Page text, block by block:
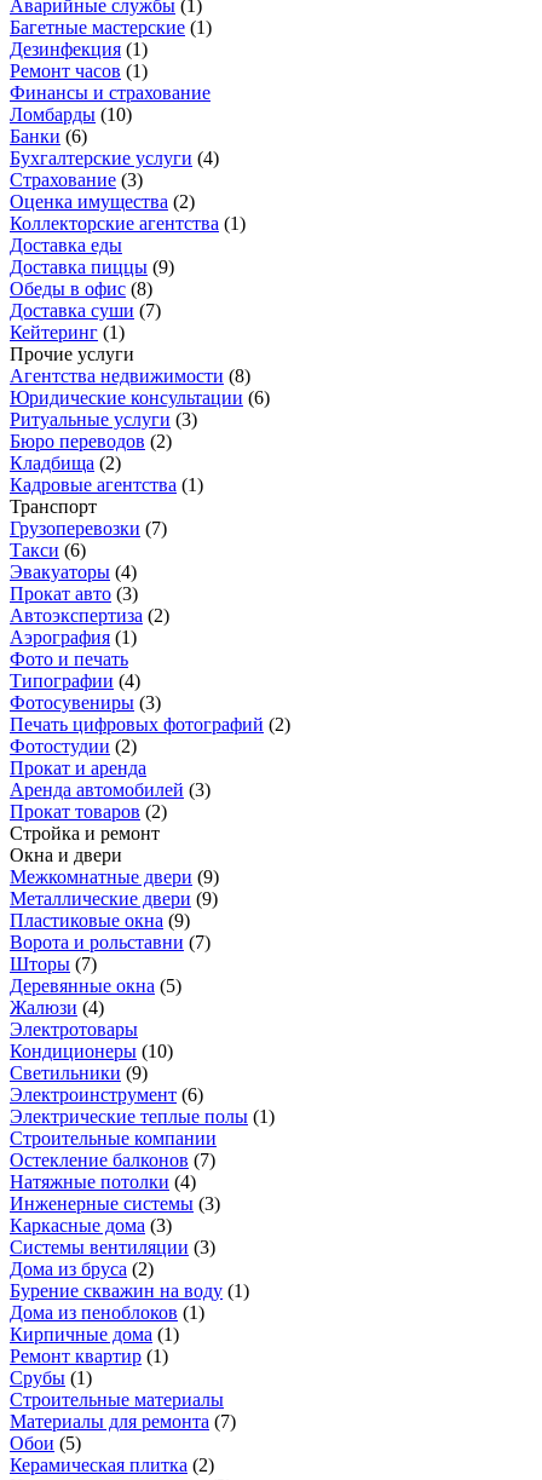
Аварийные службы (1 )
Багетные мастерские (1)
Дезинфекция (1)
Ремонт часов (1)
Финансы и страхование
Ломбарды (10)
Банки (6)
Бухгалтерские услуги (4)
Страхование (3)
Оценка имущества (2)
Коллекторские агентства (1)
Доставка еды
Доставка пиццы (9)
Обеды в офис (8)
Доставка суши (7)
Кейтеринг (1)
Прочие услуги
Агентства недвижимости (8)
Юридические консультации (6)
Ритуальные услуги (3)
Бюро переводов (2)
Кладбища (2)
Кадровые агентства (1)
Транспорт
Грузоперевозки (7)
Такси (6)
Эвакуаторы (4)
Прокат авто (3)
Автоэкспертиза (2)
Аэрография (1)
Фото и печать
Типографии (4)
Фотосувениры (3)
Печать цифровых фотографий (2)
Фотостудии (2)
Прокат и аренда
Аренда автомобилей (3)
Прокат товаров (2)
Стройка и ремонт
Окна и двери
Межкомнатные двери (9)
Металлические двери (9)
Пластиковые окна (9)
Ворота и рольставни (7)
Шторы (7)
Деревянные окна (5)
Жалюзи (4)
Электротовары
Кондиционеры (10)
Светильники (9)
Электроинструмент (6)
Электрические теплые полы (1)
Строительные компании
Остекление балконов (7)
Натяжные потолки (4)
Инженерные системы (3)
Каркасные дома (3)
Системы вентиляции (3)
Дома из бруса (2)
Бурение скважин на воду (1)
Дома из пеноблоков (1)
Кирпичные дома (1)
Ремонт квартир (1)
Срубы (1)
Строительные материалы
Материалы для ремонта (7)
Обои (5)
Керамическая плитка (2)